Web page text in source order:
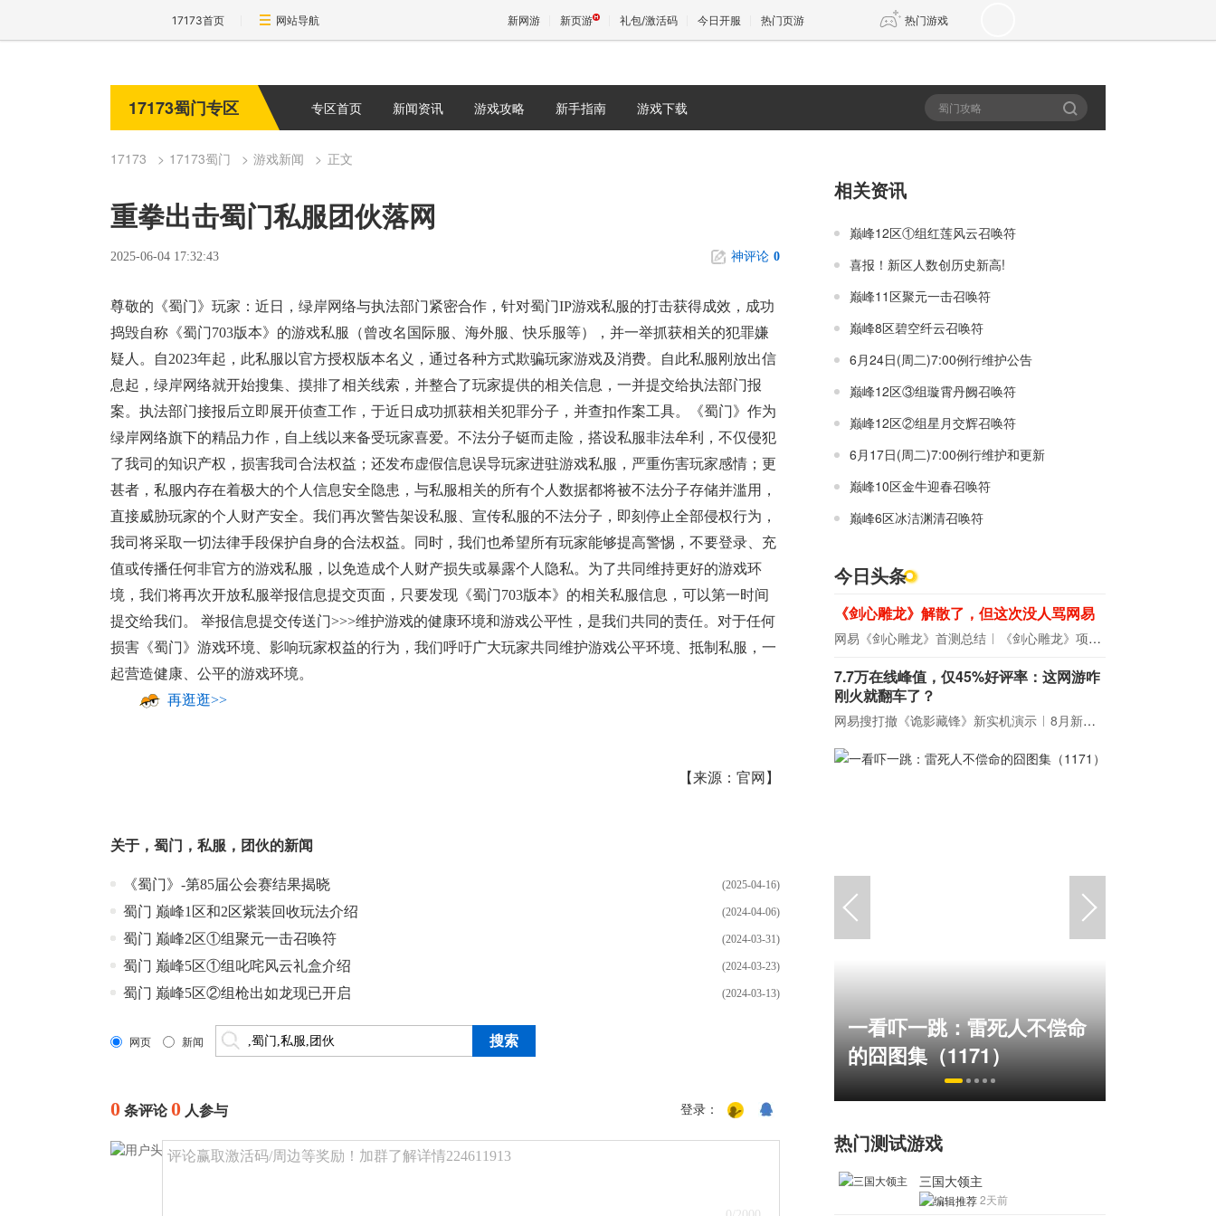
17173首页 网站导航 新网游 新页游 礼包/激活码 今日开服 热门页游 热门游戏
传奇4
17173蜀门专区 专区首页 新闻资讯 游戏攻略 新手指南 游戏下载
17173 17173蜀门 游戏新闻 正文
重拳出击蜀门私服团伙落网
2025-06-04 17:32:43 神评论 0
尊敬的《蜀门》玩家：近日，绿岸网络与执法部门紧密合作，针对蜀门IP游戏私服的打击获得成效，成功
捣毁自称《蜀门703版本》的游戏私服（曾改名国际服、海外服、快乐服等），并一举抓获相关的犯罪嫌
疑人。自2023年起，此私服以官方授权版本名义，通过各种方式欺骗玩家游戏及消费。自此私服刚放出信
息起，绿岸网络就开始搜集、摸排了相关线索，并整合了玩家提供的相关信息，一并提交给执法部门报
案。执法部门接报后立即展开侦查工作，于近日成功抓获相关犯罪分子，并查扣作案工具。《蜀门》作为
绿岸网络旗下的精品力作，自上线以来备受玩家喜爱。不法分子铤而走险，搭设私服非法牟利，不仅侵犯
了我司的知识产权，损害我司合法权益；还发布虚假信息误导玩家进驻游戏私服，严重伤害玩家感情；更
甚者，私服内存在着极大的个人信息安全隐患，与私服相关的所有个人数据都将被不法分子存储并滥用，
直接威胁玩家的个人财产安全。我们再次警告架设私服、宣传私服的不法分子，即刻停止全部侵权行为，
我司将采取一切法律手段保护自身的合法权益。同时，我们也希望所有玩家能够提高警惕，不要登录、充
值或传播任何非官方的游戏私服，以免造成个人财产损失或暴露个人隐私。为了共同维持更好的游戏环
境，我们将再次开放私服举报信息提交页面，只要发现《蜀门703版本》的相关私服信息，可以第一时间
提交给我们。 举报信息提交传送门>>>维护游戏的健康环境和游戏公平性，是我们共同的责任。对于任何
损害《蜀门》游戏环境、影响玩家权益的行为，我们呼吁广大玩家共同维护游戏公平环境、抵制私服，一
起营造健康、公平的游戏环境。
再逛逛>>
【来源：官网】
关于 ， 蜀门 ， 私服 ， 团伙的新闻
(2025-04-16)
《蜀门》-第85届公会赛结果揭晓
(2024-04-06)
蜀门 巅峰1区和2区紫装回收玩法介绍
(2024-03-31)
蜀门 巅峰2区①组聚元一击召唤符
(2024-03-23)
蜀门 巅峰5区①组叱咤风云礼盒介绍
(2024-03-13)
蜀门 巅峰5区②组枪出如龙现已开启
网页 新闻
0 条评论0 人参与 登录：
评论赢取激活码/周边等奖励！加群了解详情224611913
相关资讯
巅峰12区①组红莲风云召唤符
喜报！新区人数创历史新高!
巅峰11区聚元一击召唤符
巅峰8区碧空纤云召唤符
6月24日(周二)7:00例行维护公告
巅峰12区③组璇霄丹阙召唤符
巅峰12区②组星月交辉召唤符
6月17日(周二)7:00例行维护和更新
巅峰10区金牛迎春召唤符
巅峰6区冰洁渊清召唤符
今日头条
《剑心雕龙》解散了，但这次没人骂网易
网易《剑心雕龙》首测总结 《剑心雕龙》项目宣布解散
7.7万在线峰值，仅45%好评率：这网游咋
刚火就翻车了？
网易搜打撤《诡影藏锋》新实机演示 8月新游前瞻：《诡秘之主》领衔
一看吓一跳：雷死人不偿命
的囧图集（1171）
热门测试游戏
三国大领主
2天前